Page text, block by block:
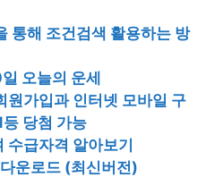
통해 조건검색 활용하는 방
오늘의 운세
원가입과 인터넷 모바일 구
당첨 가능
수급자격 알아보기
운로드 (최신버전)